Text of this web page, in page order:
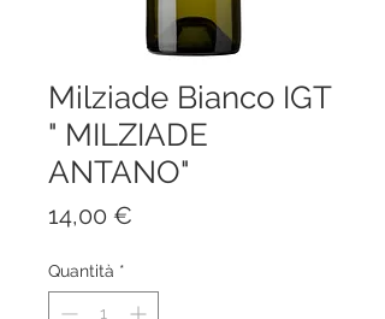
Milziade Bianco IGT
" MILZIADE
ANTANO"
14,00 €
Quantità *